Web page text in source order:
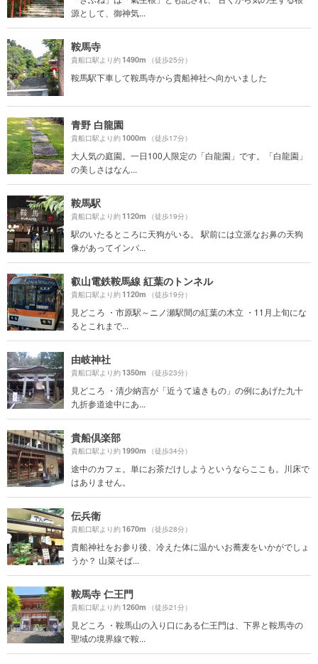
源として、御神気...
鞍馬寺
貴船口駅より約1490m （徒歩25分）
鞍馬駅下車して鞍馬寺から貴船神社へ向かいました
青野 白龍園
貴船口駅より約1000m （徒歩17分）
大人気の庭園。一日100人限定の「白龍園」です。「白龍園」
の美しさはなん...
鞍馬駅
貴船口駅より約1120m （徒歩19分）
駅のいたるところに天狗がいる。 駅前には立派なお鼻の天狗
像があってインパ...
叡山電鉄鞍馬線 紅葉のトンネル
貴船口駅より約1120m （徒歩19分）
見どころ ・市原駅～ニノ瀬駅間の紅葉の木立 ・11月上旬にな
るとこれまで...
由岐神社
貴船口駅より約1350m （徒歩23分）
見どころ ・清少納言が「近うて遠きもの」の例にあげた九十
九折参道途中にあ...
貴船倶楽部
貴船口駅より約1990m （徒歩34分）
途中のカフェ。単にお茶だけしようというならここも。川床で
はありません。
伝兵衛
貴船口駅より約1670m （徒歩28分）
貴船神社をお参り後、冷えた体に温かいお蕎麦をいかがでしょ
うか？ 山菜そば...
鞍馬寺 仁王門
貴船口駅より約1260m （徒歩21分）
見どころ ・鞍馬山の入り口にある仁王門は、下界と鞍馬寺の
聖域の境界線で鞍...